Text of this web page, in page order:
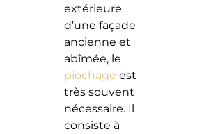
extérieure
d’une façade
ancienne et
abîmée, le
piochage est
très souvent
nécessaire. Il
consiste à